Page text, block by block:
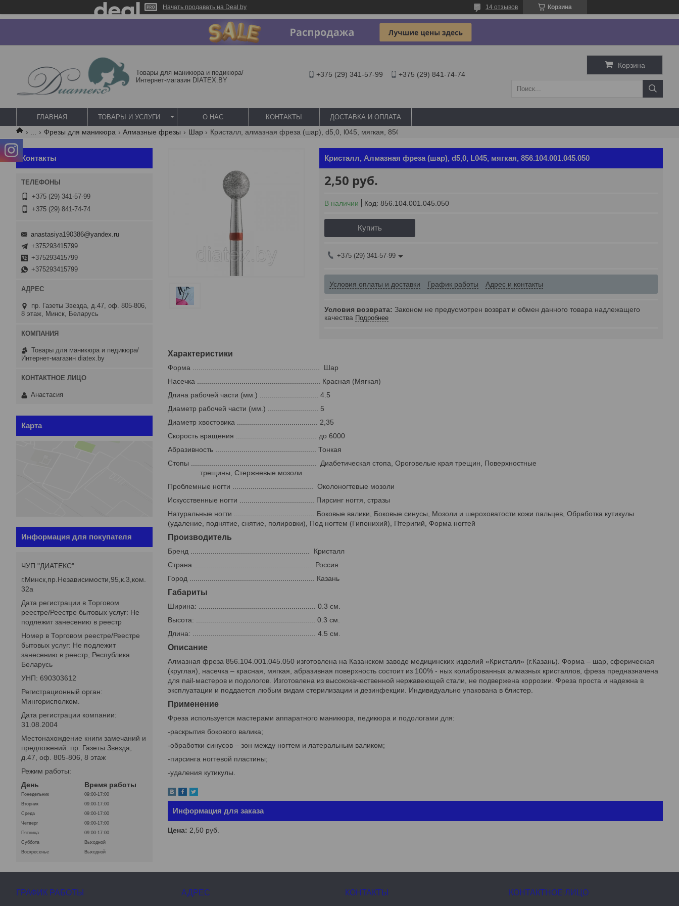
Начать продавать на Deal.by Корзина
14 отзывов
Товары для маникюра и педикюра/
Интернет-магазин DIATEX.BY
+375 (29) 341-57-99 +375 (29) 841-74-74
Корзина
ГЛАВНАЯ ТОВАРЫ И УСЛУГИ О НАС КОНТАКТЫ ДОСТАВКА И ОПЛАТА
Фрезы для маникюра Алмазные фрезы Шар
Кристалл, Алмазная фреза (шар), d5,0, L045, мягкая, 856.104.001.045.050
2,50 руб.
В наличии Код: 856.104.001.045.050
Купить
+375 (29) 341-57-99
Условия оплаты и доставки График работы Адрес и контакты
Законом не предусмотрен возврат и обмен данного товара надлежащего
качества Подробнее
Характеристики
Форма ............................................................... Шар
Насечка ............................................................. Красная (Мягкая)
Длина рабочей части (мм.) ............................. 4.5
Диаметр рабочей части (мм.) ......................... 5
Диаметр хвостовика ........................................ 2,35
Скорость вращения ........................................ до 6000
Абразивность .................................................. Тонкая
Стопы .............................................................. Диабетическая стопа, Ороговелые края трещин, Поверхностные
трещины, Стержневые мозоли
Проблемные ногти ........................................ Околоногтевые мозоли
Искусственные ногти ..................................... Пирсинг ногтя, стразы
Натуральные ногти ........................................ Боковые валики, Боковые синусы, Мозоли и шероховатости кожи пальцев, Обработка кутикулы
(удаление, поднятие, снятие, полировки), Под ногтем (Гипонихий), Птеригий, Форма ногтей
Производитель
Бренд ........................................................... Кристалл
Страна ........................................................... Россия
Город .............................................................. Казань
Габариты
Ширина: .......................................................... 0.3 см.
Высота: ........................................................... 0.3 см.
Длина: ............................................................. 4.5 см.
Описание
Алмазная фреза 856.104.001.045.050 изготовлена на Казанском заводе медицинских изделий «Кристалл» (г.Казань). Форма – шар, сферическая
(круглая), насечка – красная, мягкая, абразивная поверхность состоит из 100% - ных колиброванных алмазных кристаллов, фреза предназначена
для nail-мастеров и подологов. Изготовлена из высококачественной нержавеющей стали, не подвержена коррозии. Фреза проста и надежна в
эксплуатации и поддается любым видам стерилизации и дезинфекции. Индивидуально упакована в блистер.
Применение
Фреза используется мастерами аппаратного маникюра, педикюра и подологами для:
-раскрытия бокового валика;
-обработки синусов – зон между ногтем и латеральным валиком;
-пирсинга ногтевой пластины;
-удаления кутикулы.
Информация для заказа
Цена: 2,50 руб.
Контакты
+375 (29) 341-57-99
+375 (29) 841-74-74
anastasiya190386@yandex.ru
+375293415799
+375293415799
+375293415799
пр. Газеты Звезда, д.47, оф. 805-806,
8 этаж, Минск, Беларусь
Товары для маникюра и педикюра/
Интернет-магазин diatex.by
Анастасия
Карта
Информация для покупателя
ЧУП "ДИАТЕКС"
г.Минск,пр.Независимости,95,к.3,ком.
32а
Дата регистрации в Торговом
реестре/Реестре бытовых услуг: Не
подлежит занесению в реестр
Номер в Торговом реестре/Реестре
бытовых услуг: Не подлежит
занесению в реестр, Республика
Беларусь
УНП: 690303612
Регистрационный орган:
Мингорисполком.
Дата регистрации компании:
31.08.2004
Местонахождение книги замечаний и
предложений: пр. Газеты Звезда,
д.47, оф. 805-806, 8 этаж
Режим работы:
День
Время работы
Понедельник
09:00-17:00
Вторник
09:00-17:00
Среда
09:00-17:00
Четверг
09:00-17:00
Пятница
09:00-17:00
Суббота
Выходной
Воскресенье
Выходной
ГРАФИК РАБОТЫ